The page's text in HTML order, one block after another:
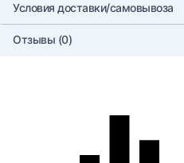
Условия доставки/самовывоза
Отзывы (0)